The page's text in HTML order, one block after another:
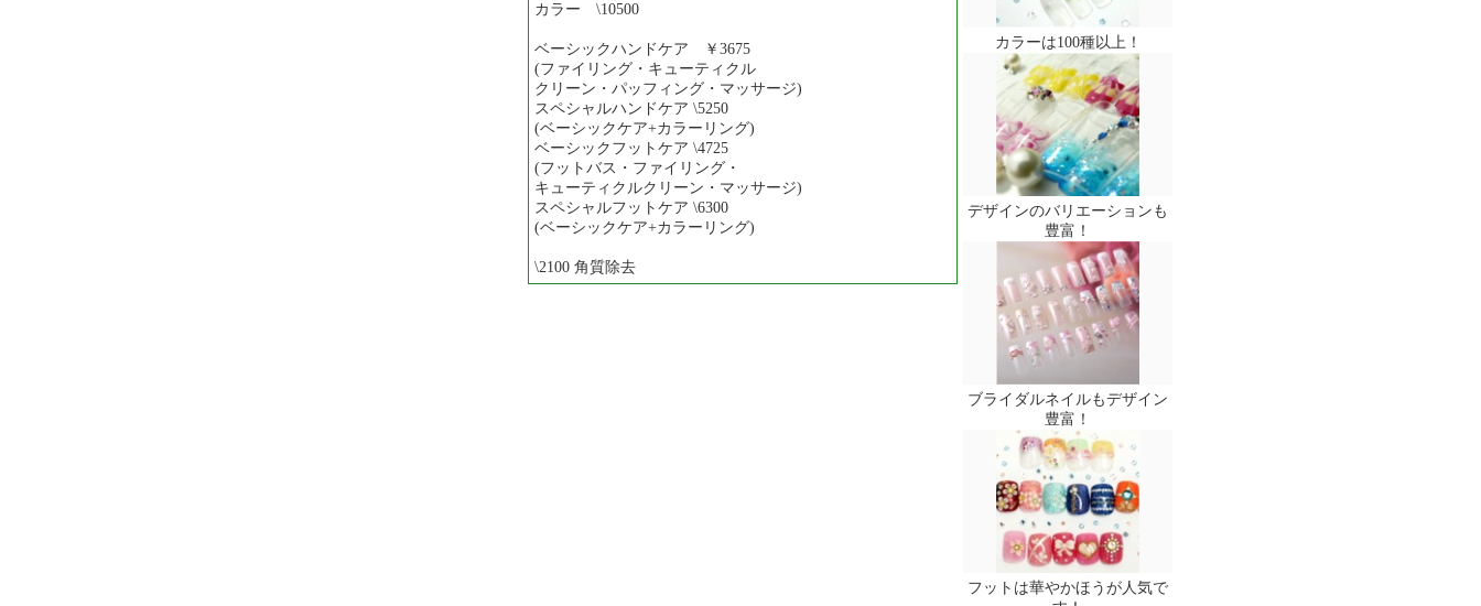
カラー \10500
ベーシックハンドケア ￥3675
(ファイリング・キューティクル
クリーン・パッフィング・マッサージ)
スペシャルハンドケア \5250
(ベーシックケア+カラーリング)
ベーシックフットケア \4725
(フットバス・ファイリング・
キューティクルクリーン・マッサージ)
スペシャルフットケア \6300
(ベーシックケア+カラーリング)
\2100 角質除去
カラーは100種以上！
デザインのバリエーションも
豊富！
ブライダルネイルもデザイン
豊富！
フットは華やかほうが人気で